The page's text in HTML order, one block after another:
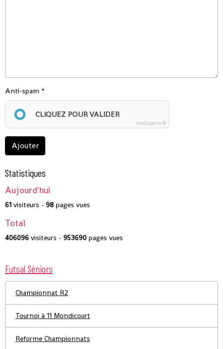
Anti-spam
CLIQUEZ POUR VALIDER
IconCaptcha ©
Ajouter
Statistiques
Aujourd'hui
61 visiteurs - 98 pages vues
Total
406096 visiteurs - 953690 pages vues
Futsal Séniors
Championnat R2
Tournoi à 11 Mondicourt
Reforme Championnats